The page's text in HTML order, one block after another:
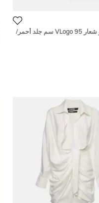
حزام فالنتينو شعار VLogo 95 سم جلد أحمر/